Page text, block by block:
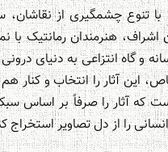
با تنوع چشمگیری از
اشراف، هنرمندان رمانتیک
و گاه انتزاعی به دنیای
این آثار را انتخاب و کنار
که آثار را صرفاً بر اساس
را از دل تصاویر استخراج